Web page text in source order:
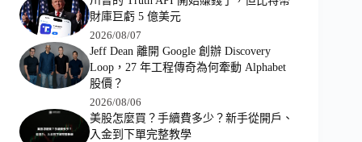
財庫巨虧 5 億美元
2026/08/07
Jeff Dean 離開 Google 創辦 Discovery
Loop，27 年工程傳奇為何牽動 Alphabet
股價？
2026/08/06
美股怎麼買？手續費多少？新手從開戶、
入金到下單完整教學